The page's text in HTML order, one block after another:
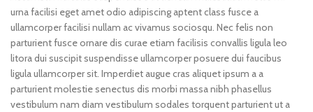
urna facilisi eget amet odio adipiscing aptent class fusce a
ullamcorper facilisi nullam ac vivamus sociosqu. Nec felis non
parturient fusce ornare dis curae etiam facilisis convallis ligula leo
litora dui suscipit suspendisse ullamcorper posuere dui faucibus
ligula ullamcorper sit. Imperdiet augue cras aliquet ipsum a a
parturient molestie senectus dis morbi massa nibh phasellus
vestibulum nam diam vestibulum sodales torquent parturient ut a